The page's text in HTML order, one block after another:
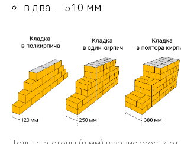
в два — 510 мм